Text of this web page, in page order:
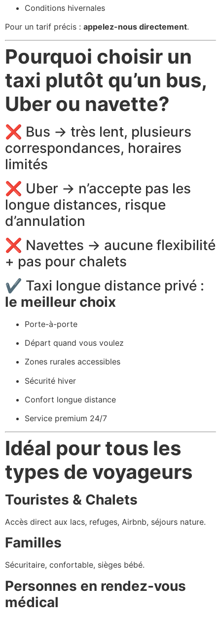
Conditions hivernales
Pour un tarif précis : appelez-nous directement.
Pourquoi choisir un
taxi plutôt qu’un bus,
Uber ou navette?
❌ Bus → très lent, plusieurs
correspondances, horaires
limités
❌ Uber → n’accepte pas les
longue distances, risque
d’annulation
❌ Navettes → aucune flexibilité
+ pas pour chalets
✔ Taxi longue distance privé :
le meilleur choix
Porte-à-porte
Départ quand vous voulez
Zones rurales accessibles
Sécurité hiver
Confort longue distance
Service premium 24/7
Idéal pour tous les
types de voyageurs
Touristes & Chalets
Accès direct aux lacs, refuges, Airbnb, séjours nature.
Familles
Sécuritaire, confortable, sièges bébé.
Personnes en rendez-vous
médical